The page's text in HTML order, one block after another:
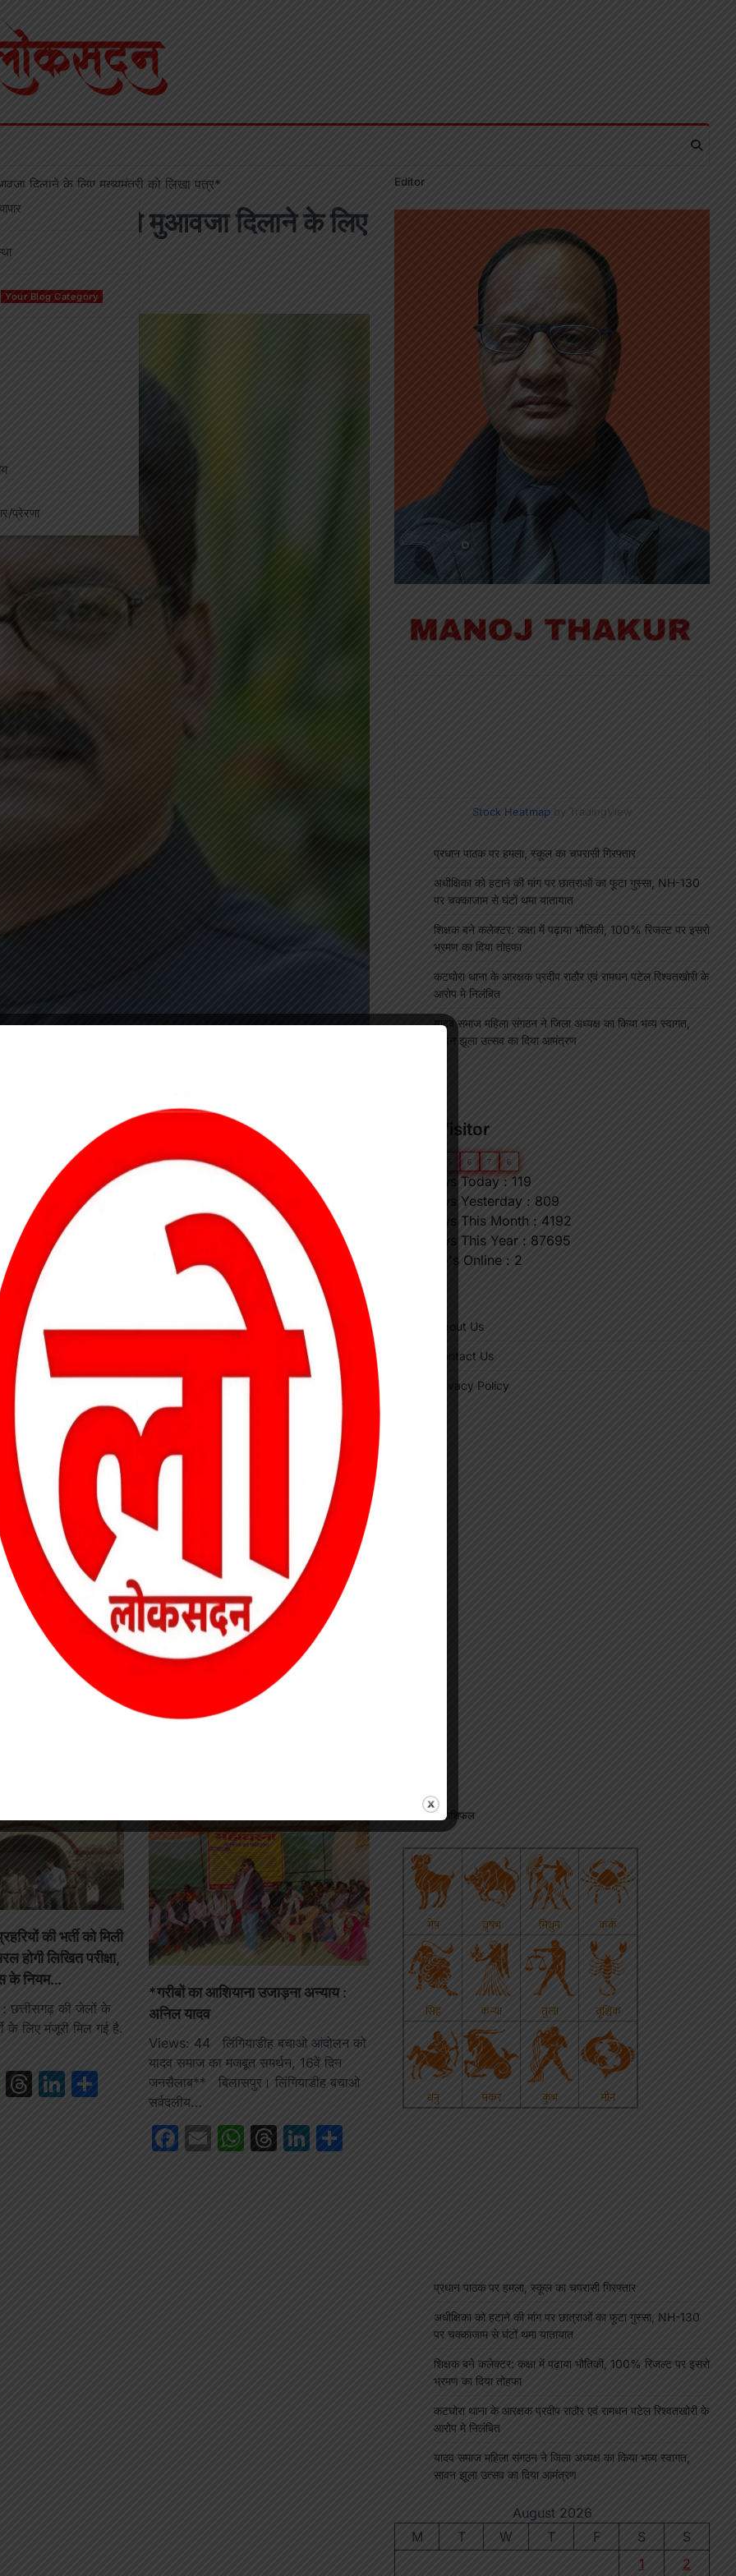
Your Blog Category
प्रेरणा
दिलाने के लिए मुख्यमंत्री को लिखा पत्र*
प्रभावितों को मुआवजा दिलाने के लिए
महंत ने मुख्यमंत्री विष्णुदेव साय को पत्र लिखकर कहा है कि
पुनर्वास सहायता जल्द प्रदान की जाए। उन्होंने कहा कि फसल हानि,
क्षेत्रों में स्वास्थ्य शिविर और आवश्यक दवाओं की व्यवस्था की जाए।
Korbi news: कोरबी में इस वर्ष होगा भव्य दशहरा उत्सव…*
की भर्ती को मिली
होगी लिखित परीक्षा,
के नियम…
छत्तीसगढ़ की जेलों के
के लिए मंजूरी मिल गई है.
Threads
LinkedIn
Share
*गरीबों का आशियाना उजाड़ना अन्याय :
अनिल यादव
Views: 44 लिंगियाडीह बचाओ आंदोलन को
यादव समाज का मजबूत समर्थन, 16वें दिन
जनसैलाब** बिलासपुर। लिंगियाडीह बचाओ
सर्वदलीय…
Facebook
EmailWhatsApp
Threads
LinkedIn
Editor
Stock Heatmap by TradingView
प्रधान पाठक पर हमला, स्कूल का चपरासी गिरफ्तार
अधीक्षिका को हटाने की मांग पर छात्राओं का फूटा गुस्सा, NH-130
पर चक्काजाम से घंटों थमा यातायात
शिक्षक बने कलेक्टर: कक्षा में पढ़ाया भौतिकी, 100% रिजल्ट पर इसरो
भ्रमण का दिया तोहफा
कटघोरा थाना के आरक्षक प्रदीप राठौर एवं रामधन पटेल रिश्वतखोरी के
आरोप मे निलंबित
यादव समाज महिला संगठन ने जिला अध्यक्ष का किया भव्य स्वागत,
सावन झूला उत्सव का दिया आमंत्रण
Our Visitor
6 7 6
Views Today : 119
Views Yesterday : 809
Views This Month : 4192
Views This Year : 87695
Who's Online : 2
About Us
Contact Us
Privacy Policy
जानिए अपना राशिफल
प्रधान पाठक पर हमला, स्कूल का चपरासी गिरफ्तार
अधीक्षिका को हटाने की मांग पर छात्राओं का फूटा गुस्सा, NH-130
पर चक्काजाम से घंटों थमा यातायात
शिक्षक बने कलेक्टर: कक्षा में पढ़ाया भौतिकी, 100% रिजल्ट पर इसरो
भ्रमण का दिया तोहफा
कटघोरा थाना के आरक्षक प्रदीप राठौर एवं रामधन पटेल रिश्वतखोरी के
आरोप मे निलंबित
यादव समाज महिला संगठन ने जिला अध्यक्ष का किया भव्य स्वागत,
सावन झूला उत्सव का दिया आमंत्रण
August 2026
M
T W T F S
S
1
2